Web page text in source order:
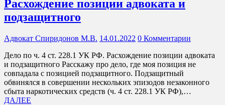
Расхождение позиции адвоката и
подзащитного
Адвокат Спиридонов М.В. 14.01.2022 0 Комментарии
Дело по ч. 4 ст. 228.1 УК РФ. Расхождение позиции адвоката
и подзащитного Расскажу про дело, где моя позиция не
совпадала с позицией подзащитного. Подзащитный
обвинялся в совершении нескольких эпизодов незаконного
сбыта наркотических средств (ч. 4 ст. 228.1 УК РФ),…
ДАЛЕЕ